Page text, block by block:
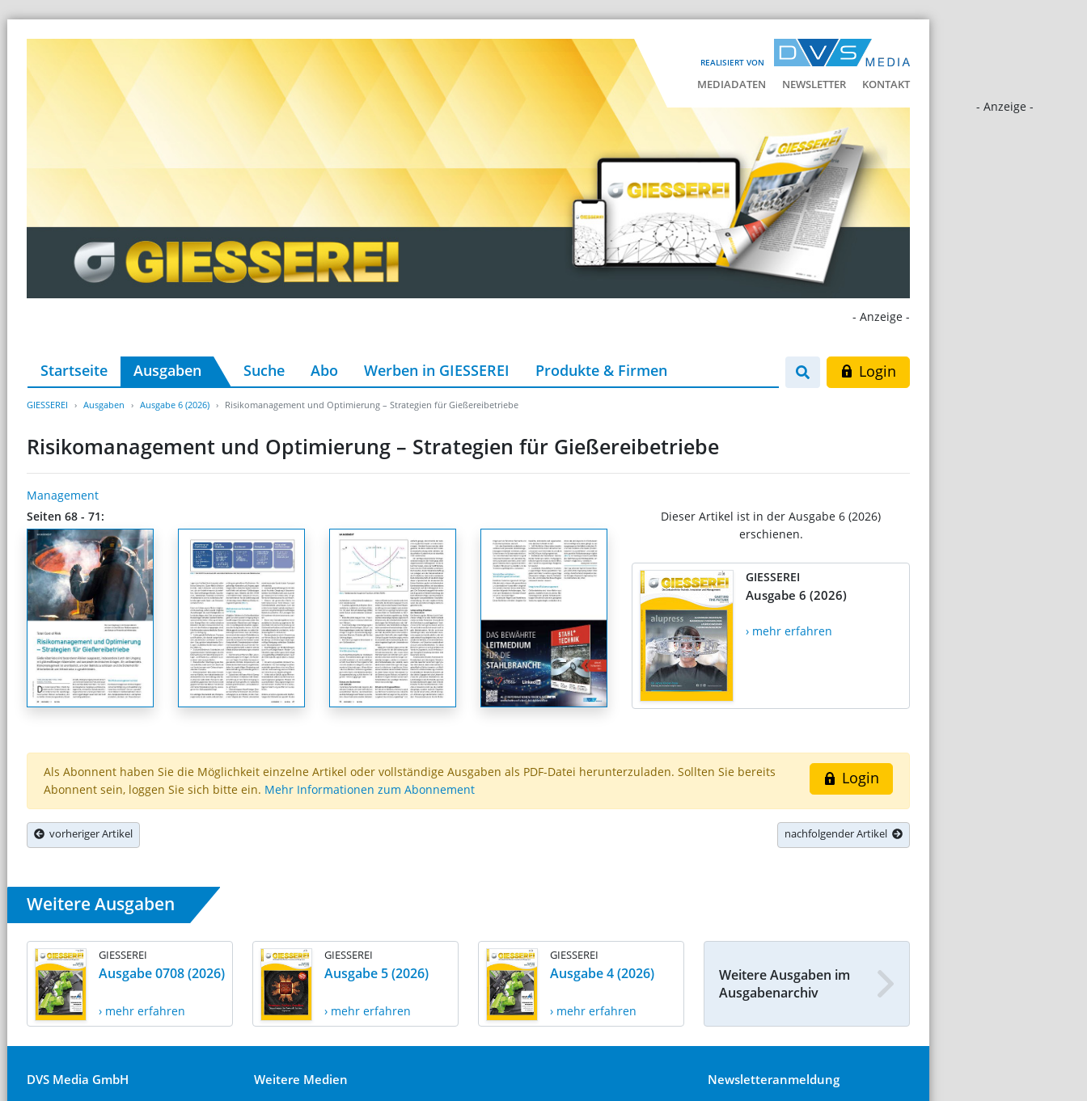
REALISIERT VON
MEDIADATEN NEWSLETTER KONTAKT
- Anzeige -
- Anzeige -
Startseite Ausgaben Suche Abo Werben in GIESSEREI Produkte & Firmen Login
GIESSEREI Ausgaben Ausgabe 6 (2026) Risikomanagement und Optimierung – Strategien für Gießereibetriebe
Risikomanagement und Optimierung – Strategien für Gießereibetriebe
Management
Seiten 68 - 71:
Dieser Artikel ist in der Ausgabe 6 (2026)
erschienen.
GIESSEREI
Ausgabe 6 (2026)
› mehr erfahren
Login
Als Abonnent haben Sie die Möglichkeit einzelne Artikel oder vollständige Ausgaben als PDF-Datei herunterzuladen. Sollten Sie bereits
Abonnent sein, loggen Sie sich bitte ein. Mehr Informationen zum Abonnement
vorheriger Artikel nachfolgender Artikel
Weitere Ausgaben
GIESSEREI
Ausgabe 0708 (2026)
› mehr erfahren
GIESSEREI
Ausgabe 5 (2026)
› mehr erfahren
GIESSEREI
Ausgabe 4 (2026)
› mehr erfahren
Weitere Ausgaben im
Ausgabenarchiv
DVS Media GmbH Weitere Medien Newsletteranmeldung